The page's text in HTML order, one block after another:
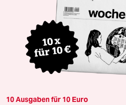
10 Ausgaben für 10 Euro